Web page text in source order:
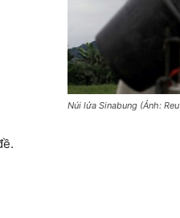
Núi lửa Sinabung (Ảnh: